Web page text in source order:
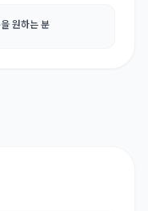
원하는 분